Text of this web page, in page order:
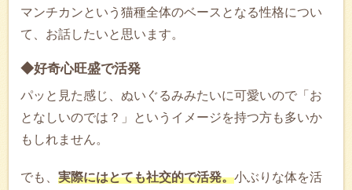
マンチカンという猫種全体のベースとなる性格につい
て、お話したいと思います。
◆好奇心旺盛で活発
パッと見た感じ、ぬいぐるみみたいに可愛いので「お
となしいのでは？」というイメージを持つ方も多いか
もしれません。
でも、 実際にはとても社交的で活発。小ぶりな体を活